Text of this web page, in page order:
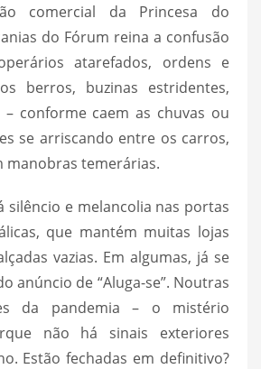
comercial da Princesa do
do Fórum reina a confusão
atarefados, ordens e
berros, buzinas estridentes,
conforme caem as chuvas ou
se arriscando entre os carros,
manobras temerárias.
silêncio e melancolia nas portas
que mantém muitas lojas
vazias. Em algumas, já se
anúncio de “Aluga-se”. Noutras
da pandemia – o mistério
não há sinais exteriores
Estão fechadas em definitivo?